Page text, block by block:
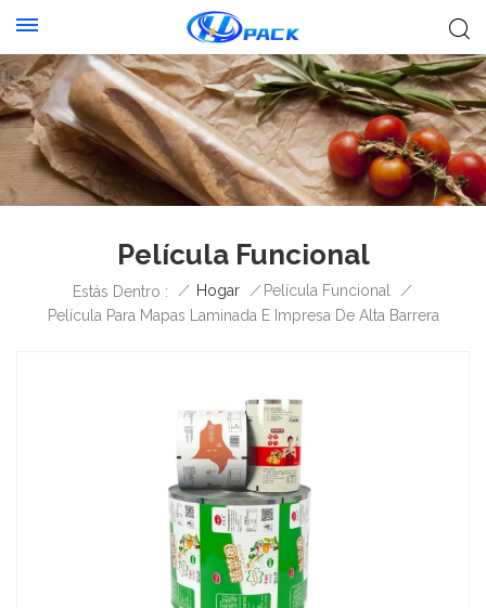
Película Funcional
Estás Dentro : / Hogar / Película Funcional
/
Película Para Mapas Laminada E Impresa De Alta Barrera